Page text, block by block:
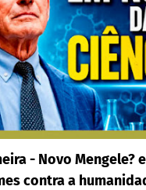
- Novo Mengele?
contra a